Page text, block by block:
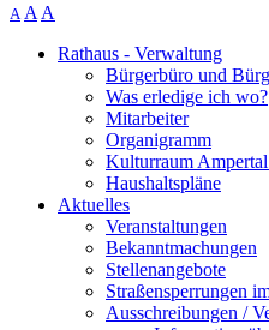
A A A
Rathaus - Verwaltung
Bürgerbüro und
Was erledige ich wo?
Mitarbeiter
Organigramm
Kulturraum
Haushaltspläne
Aktuelles
Veranstaltungen
Bekanntmachungen
Stellenangebote
Straßensperrungen
Ausschreibungen /